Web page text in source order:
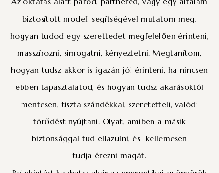
biztosított modell segítségével mutatom meg,
hogyan tudod egy szerettedet megfelelően érinteni,
masszírozni, simogatni, kényeztetni. Megtanítom,
hogyan tudsz akkor is igazán jól érinteni, ha nincsen
ebben tapasztalatod, és hogyan tudsz akarásoktól
mentesen, tiszta szándékkal, szeretetteli, valódi
törődést nyújtani. Olyat, amiben a másik
biztonsággal tud ellazulni, és kellemesen
tudja érezni magát.